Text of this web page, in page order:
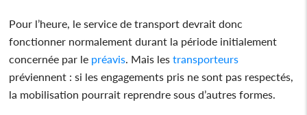
Pour l’heure, le service de transport devrait donc
fonctionner normalement durant la période initialement
concernée par le préavis . Mais les transporteurs
préviennent : si les engagements pris ne sont pas respectés,
la mobilisation pourrait reprendre sous d’autres formes.